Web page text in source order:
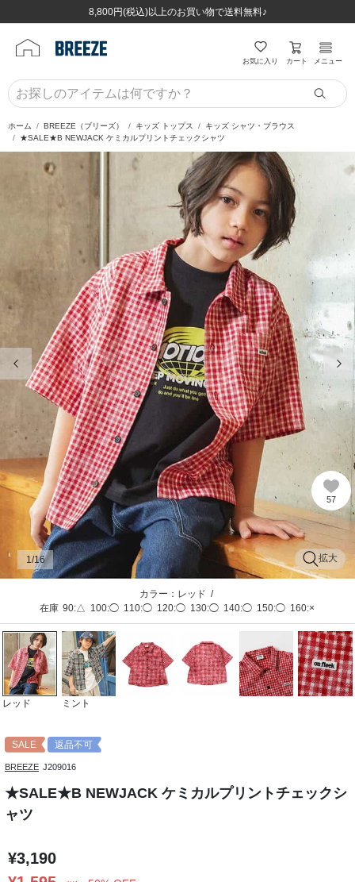
8,800円(税込)以上のお買い物で送料無料♪
ほぼ全品半額！！8/12(水)お昼12:59まで！！
8,800円(税込)以上のお買い物で送料無料♪
ほぼ全品半額！！8/12(水)お昼12:59まで！！
お気に入り カート メニュー
ホーム BREEZE（ブリーズ） キッズ トップス
キッズ シャツ・ブラウス
★SALE★B NEWJACK ケミカルプリントチェックシャツ
前の画像 次
57
拡大
1 /16
カラー：レッド /
在庫 90:△ 100:◯ 110:◯ 120:◯ 130:◯ 140:◯ 150:◯ 160:×
レッド ミント
SALE 返品不可
BREEZE J209016
★SALE★B NEWJACK ケミカルプリントチェックシ
ャツ
¥3,190